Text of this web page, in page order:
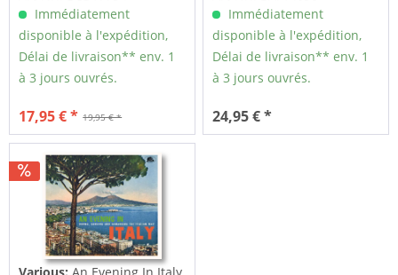
Immédiatement
disponible à l'expédition,
Délai de livraison** env. 1
à 3 jours ouvrés.
19,95 € *
17,95 € *
Immédiatement
disponible à l'expédition,
Délai de livraison** env. 1
à 3 jours ouvrés.
24,95 € *